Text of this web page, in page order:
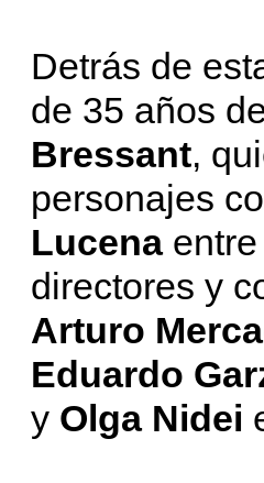
Detrás de
de 35 años
Bressant,
personajes
Lucena
directores y
Arturo
Eduardo
y Olga Nidei